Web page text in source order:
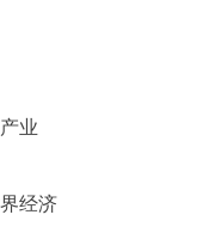
业
经济